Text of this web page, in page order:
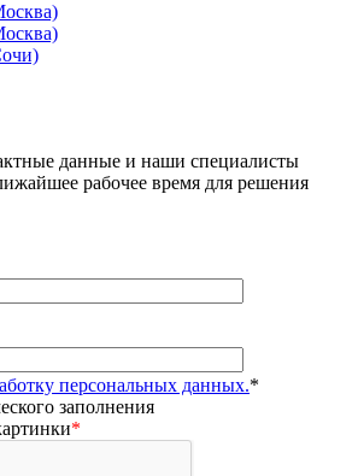
данные и наши специалисты
рабочее время для решения
персональных данных.*
заполнения
*